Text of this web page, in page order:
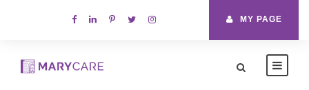
MY PAGE